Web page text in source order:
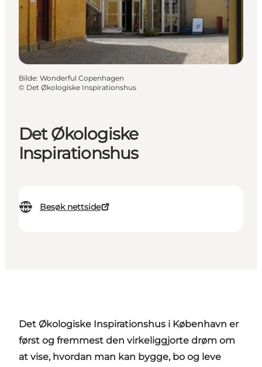
Det Økologiske
Inspirationshus
Besøk nettside
Bilde: Wonderful Copenhagen
© Det Økologiske Inspirationshus
Det Økologiske Inspirationshus i København er
først og fremmest den virkeliggjorte drøm om
at vise, hvordan man kan bygge, bo og leve